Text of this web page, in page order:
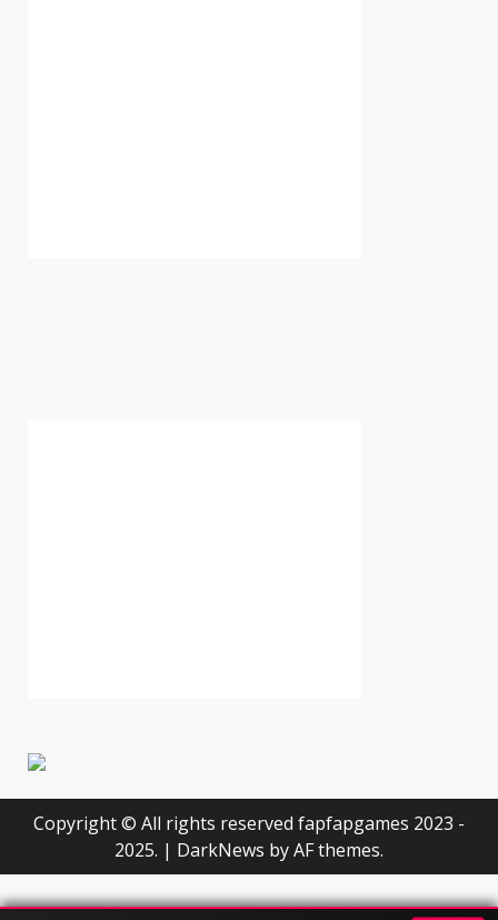
Copyright © All rights reserved fapfapgames 2023 -
2025. | DarkNews by AF themes.